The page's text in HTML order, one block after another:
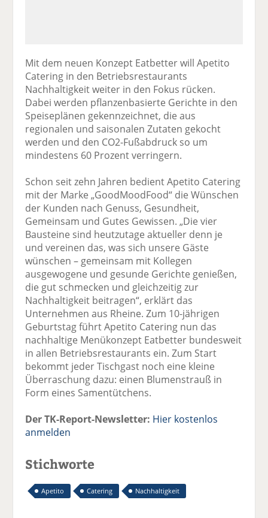
Mit dem neuen Konzept Eatbetter will Apetito
Catering in den Betriebsrestaurants
Nachhaltigkeit weiter in den Fokus rücken.
Dabei werden pflanzenbasierte Gerichte in den
Speiseplänen gekennzeichnet, die aus
regionalen und saisonalen Zutaten gekocht
werden und den CO2-Fußabdruck so um
mindestens 60 Prozent verringern.
Schon seit zehn Jahren bedient Apetito Catering
mit der Marke „GoodMoodFood“ die Wünschen
der Kunden nach Genuss, Gesundheit,
Gemeinsam und Gutes Gewissen. „Die vier
Bausteine sind heutzutage aktueller denn je
und vereinen das, was sich unsere Gäste
wünschen – gemeinsam mit Kollegen
ausgewogene und gesunde Gerichte genießen,
die gut schmecken und gleichzeitig zur
Nachhaltigkeit beitragen“, erklärt das
Unternehmen aus Rheine. Zum 10-jährigen
Geburtstag führt Apetito Catering nun das
nachhaltige Menükonzept Eatbetter bundesweit
in allen Betriebsrestaurants ein. Zum Start
bekommt jeder Tischgast noch eine kleine
Überraschung dazu: einen Blumenstrauß in
Form eines Samentütchens.
Der TK-Report-Newsletter: Hier kostenlos
anmelden
Stichworte
Apetito Catering Nachhaltigkeit